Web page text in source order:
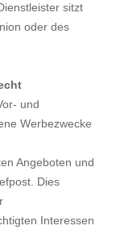
sitzt
oder des
und
Werbezwecke
Angeboten und
Dies
Interessen